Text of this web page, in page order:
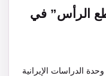
الرأس” في
الدراسات الإيرانية